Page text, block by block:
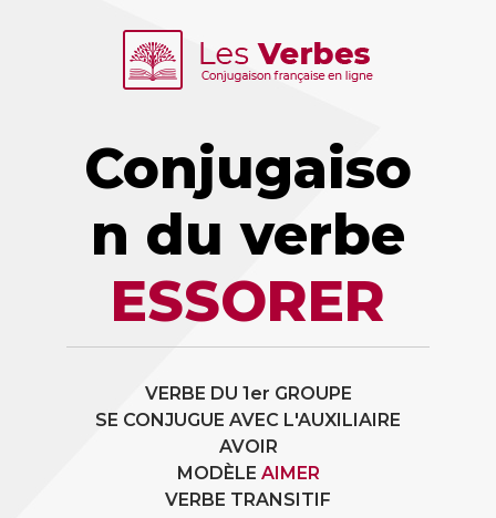
Conjugaiso
n du verbe
ESSORER
VERBE DU 1er GROUPE
SE CONJUGUE AVEC L'AUXILIAIRE
AVOIR
MODÈLE AIMER
VERBE TRANSITIF